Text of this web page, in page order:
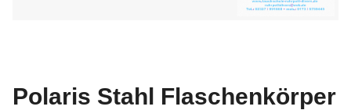
Polaris Stahl Flaschenkörper